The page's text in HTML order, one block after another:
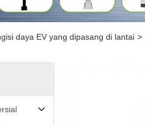
daya EV yang dipasang di lantai >